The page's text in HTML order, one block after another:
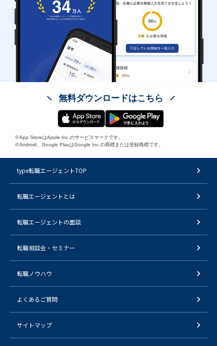
無料ダウンロードはこちら
※App StoreはApple Inc.のサービスマークです。
※Android、Google PlayはGoogle Inc.の商標または登録商標です。
type転職エージェントTOP
転職エージェントとは
転職エージェントの面談
転職相談会・セミナー
転職ノウハウ
よくあるご質問
サイトマップ